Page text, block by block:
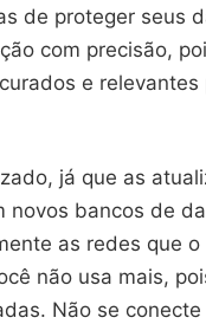
de proteger seus
com precisão,
e relevantes
já que as
novos bancos de
as redes que
não usa mais,
Não se